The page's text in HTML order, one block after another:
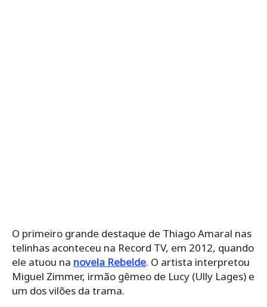
O primeiro grande destaque de Thiago Amaral nas
telinhas aconteceu na Record TV, em 2012, quando
ele atuou na novela Rebelde. O artista interpretou
Miguel Zimmer, irmão gêmeo de Lucy (Ully Lages) e
um dos vilões da trama.